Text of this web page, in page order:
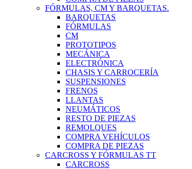
FÓRMULAS, CM Y BARQUETAS.
BARQUETAS
FÓRMULAS
CM
PROTOTIPOS
MECÁNICA
ELECTRÓNICA
CHASIS Y CARROCERÍA
SUSPENSIONES
FRENOS
LLANTAS
NEUMÁTICOS
RESTO DE PIEZAS
REMOLQUES
COMPRA VEHÍCULOS
COMPRA DE PIEZAS
CARCROSS Y FÓRMULAS TT
CARCROSS